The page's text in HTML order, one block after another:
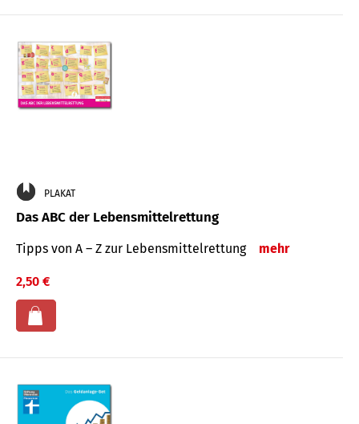
PLAKAT
Das ABC der Lebensmittelrettung
Tipps von A – Z zur Lebensmittelrettung mehr
2,50 €